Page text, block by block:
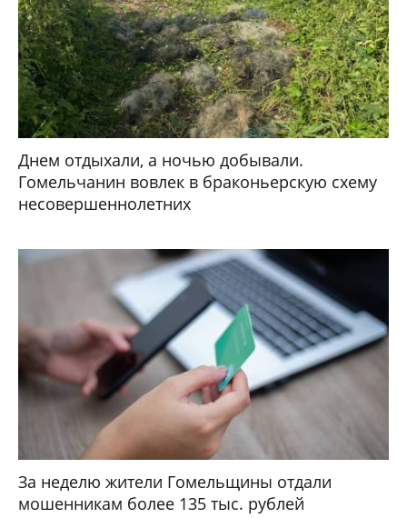
Днем отдыхали, а ночью добывали.
Гомельчанин вовлек в браконьерскую схему
несовершеннолетних
За неделю жители Гомельщины отдали
мошенникам более 135 тыс. рублей